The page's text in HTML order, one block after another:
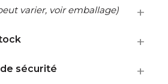
varier, voir emballage)
sécurité